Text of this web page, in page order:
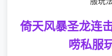
倚天风暴圣龙连
唠私服